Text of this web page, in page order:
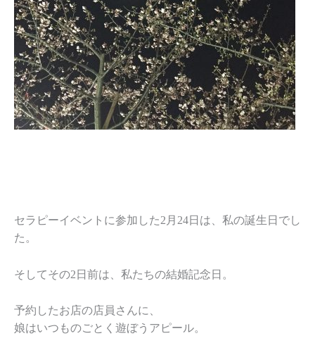
セラピーイベントに参加した2月24日は、私の誕生日でし
た。
そしてその2日前は、私たちの結婚記念日。
予約したお店の店員さんに、
娘はいつものごとく遊ぼうアピール。